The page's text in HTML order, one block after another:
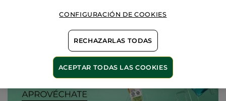
CONFIGURACIÓN DE COOKIES
RECHAZARLAS TODAS
ACEPTAR TODAS LAS COOKIES